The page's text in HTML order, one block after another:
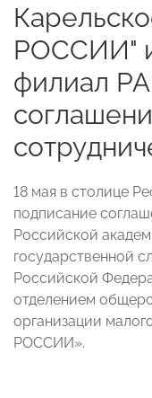
РОССИИ"
филиал
18 мая в столице
подписание
Российской
государственной
Российской
отделением
организации
РОССИИ».